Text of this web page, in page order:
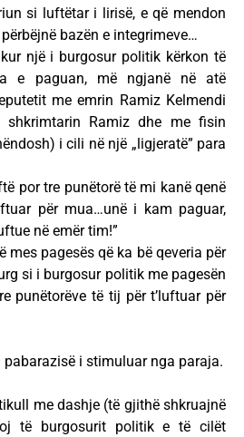
si luftëtar i lirisë, e që mendon
bazën e integrimeve…
një i burgosur politik kërkon të
e paguan, më ngjanë në atë
me emrin Ramiz Kelmendi
shkrimtarin Ramiz dhe me fisin
i cili në një „ligjeratë” para
por tre punëtorë të mi kanë qenë
për mua…unë i kam paguar,
në emër tim!”
mes pagesës që ka bë qeveria për
si i burgosur politik me pagesën
punëtorëve të tij për t’luftuar për
pabarazisë i stimuluar nga paraja.
me dashje (të gjithë shkruajnë
të burgosurit politik e të cilët